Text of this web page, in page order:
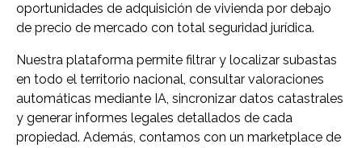
oportunidades de adquisición de vivienda por debajo
de precio de mercado con total seguridad jurídica.
Nuestra plataforma permite filtrar y localizar subastas
en todo el territorio nacional, consultar valoraciones
automáticas mediante IA, sincronizar datos catastrales
y generar informes legales detallados de cada
propiedad. Además, contamos con un marketplace de